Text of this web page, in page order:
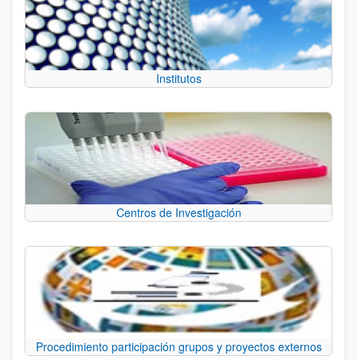
Institutos
Centros de Investigación
Procedimiento participación grupos y proyectos externos